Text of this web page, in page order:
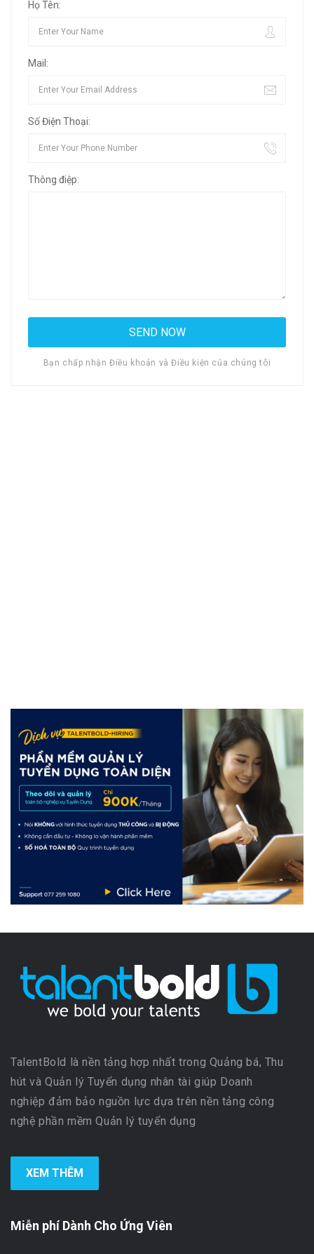
Họ Tên:
Mail:
Số Điện Thoại:
Thông điệp:
Bạn chấp nhận Điều khoản và Điều kiện của chúng tôi
TalentBold là nền tảng hợp nhất trong Quảng bá, Thu
hút và Quản lý Tuyển dụng nhân tài giúp Doanh
nghiệp đảm bảo nguồn lực dựa trên nền tảng công
nghệ phần mềm Quản lý tuyển dụng
XEM THÊM
Miễn phí Dành Cho Ứng Viên